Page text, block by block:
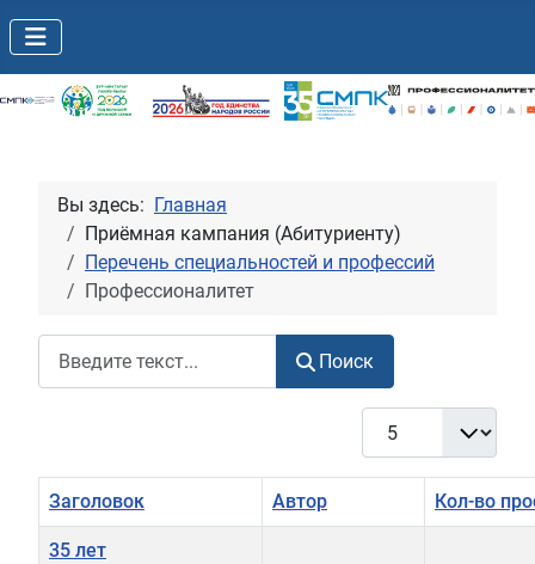
Вы здесь: Главная
Приёмная кампания (Абитуриенту)
Перечень специальностей и профессий
Профессионалитет
Поиск
Кол-во строк:
Заголовок Автор Кол-во
35 лет